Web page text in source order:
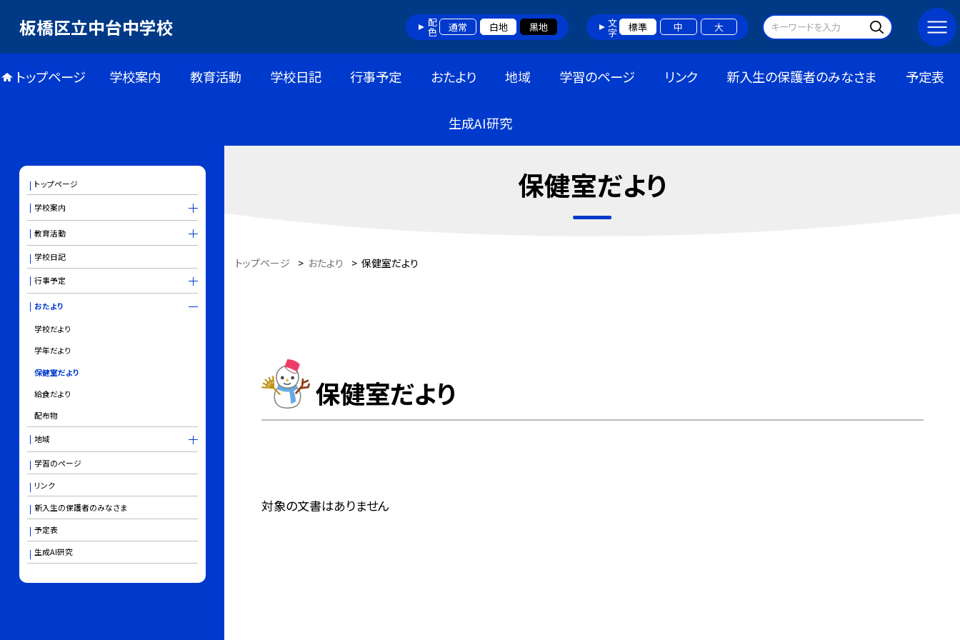
板橋区立中台中学校 配色 通常 白地 黒地 文字 標準 中 大
トップページ 学校案内 教育活動 学校日記 行事予定 おたより 地域 学習のページ リンク 新入生の保護者のみなさま 予定表
生成AI研究
保健室だより
トップページ > おたより > 保健室だより
保健室だより
対象の文書はありません
トップページ
学校案内
教育活動
学校日記
行事予定
おたより
学校だより
学年だより
保健室だより
給食だより
配布物
地域
学習のページ
リンク
新入生の保護者のみなさま
予定表
生成AI研究